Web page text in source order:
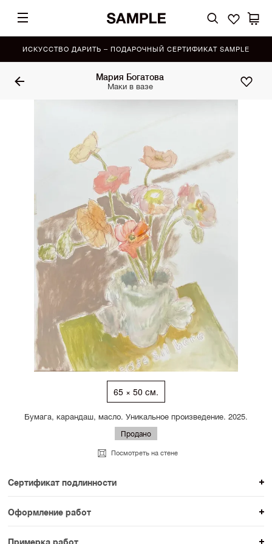
ИСКУССТВО ДАРИТЬ – ПОДАРОЧНЫЙ СЕРТИФИКАТ SAMPLE
Мария Богатова
Маки в вазе
65 × 50 см.
Бумага, карандаш, масло. Уникальное произведение. 2025.
Продано
Посмотреть на стене
Сертификат подлинности
К каждому авторскому произведению мы
прикладываем сертификат подлинности. Для товаров
раздела SAMPLE СЕРИЯ сертификаты не
Оформление работ
При покупке произведения вы можете выбрать и
Примерка работ